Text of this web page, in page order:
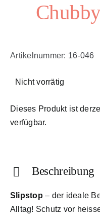
Artikelnummer: 16-046
Nicht vorrätig
Dieses Produkt ist
verfügbar.
Beschreibung
Slipstop – der ideale
Alltag! Schutz vor